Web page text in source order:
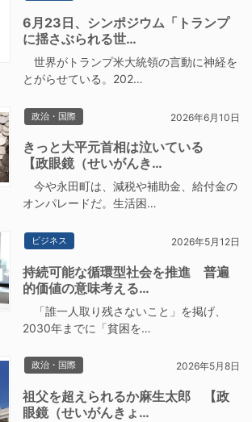
6月23日、シンポジウム「トランプ
に揺さぶられる世…
世界がトランプ米大統領の言動に神経を
とがらせている。202…
政治・国際 2026年6月10日
きっと大平元首相は泣いている
【政眼鏡（せいがんき…
今や永田町は、減税や補助金、給付金の
オンパレードだ。生活困…
ビジネス 2026年5月12日
持続可能な循環型社会を推進 普遍
的価値の意味考える…
「誰一人取り残さないこと」を掲げ、
2030年までに「貧困を…
政治・国際 2026年5月8日
祖父を超えられるか麻生太郎 【政
眼鏡（せいがんきょ…